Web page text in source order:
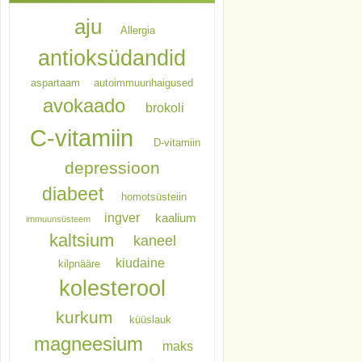
aju Allergia
antioksüdandid
aspartaam autoimmuunhaigused
avokaado brokoli
C-vitamiin D-vitamiin
depressioon
diabeet homotsüsteiin
immuunsüsteem ingver kaalium
kaltsium kaneel
kilpnääre kiudaine
kolesterool
kurkum küüslauk
magneesium maks